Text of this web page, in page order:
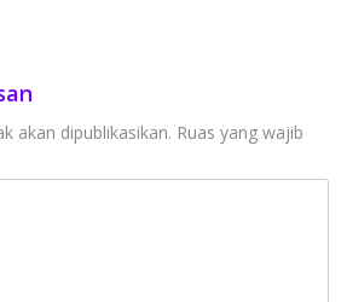
akan dipublikasikan. Ruas yang wajib